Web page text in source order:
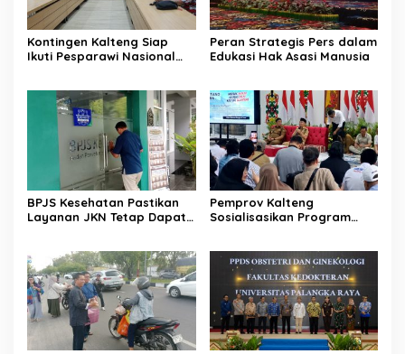
Kontingen Kalteng Siap
Ikuti Pesparawi Nasional
Peran Strategis Pers dalam
Edukasi Hak Asasi Manusia
BPJS Kesehatan Pastikan
Layanan JKN Tetap Dapat
Pemprov Kalteng
Sosialisasikan Program